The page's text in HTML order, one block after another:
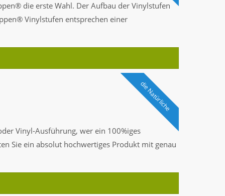
die erste Wahl. Der Aufbau der Vinylstufen
Vinylstufen entsprechen einer
die Natürliche
Vinyl-Ausführung, wer ein 100%iges
Sie ein absolut hochwertiges Produkt mit genau